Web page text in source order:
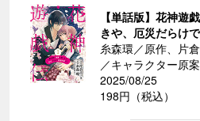
【単話版】花神遊
きや、厄災だらけ
糸森環／原作、片
／キャラクター原案
2025/08/25
198円（税込）